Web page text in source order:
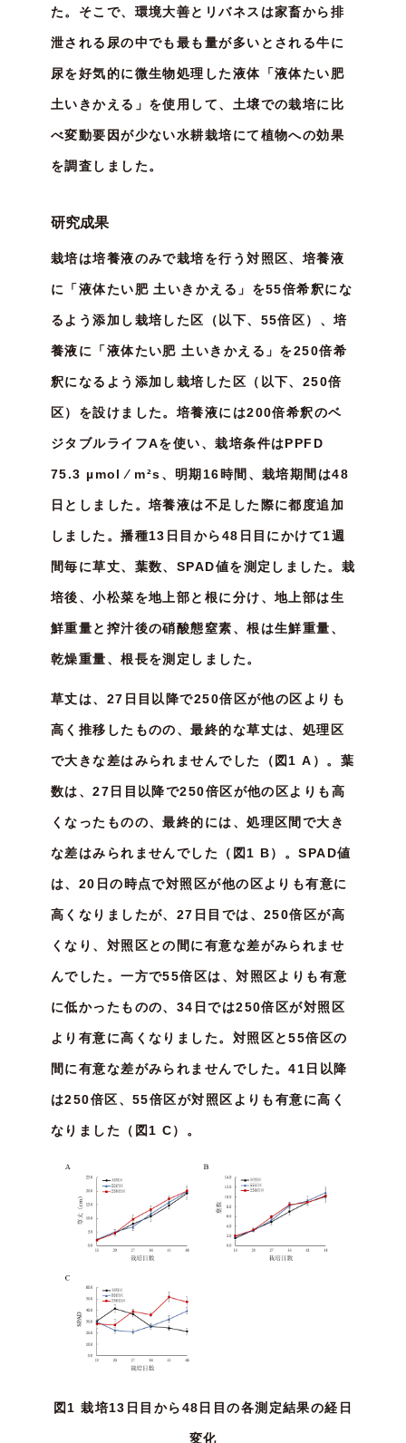
た。そこで、環境大善とリバネスは家畜から排
泄される尿の中でも最も量が多いとされる牛に
尿を好気的に微生物処理した液体「液体たい肥
土いきかえる」を使用して、土壌での栽培に比
べ変動要因が少ない水耕栽培にて植物への効果
を調査しました。
研究成果
栽培は培養液のみで栽培を行う対照区、培養液
に「液体たい肥 土いきかえる」を55倍希釈にな
るよう添加し栽培した区（以下、55倍区）、培
養液に「液体たい肥 土いきかえる」を250倍希
釈になるよう添加し栽培した区（以下、250倍
区）を設けました。培養液には200倍希釈のベ
ジタブルライフAを使い、栽培条件はPPFD
75.3 µmol ⁄ m²s、明期16時間、栽培期間は48
日としました。培養液は不足した際に都度追加
しました。播種13日目から48日目にかけて1週
間毎に草丈、葉数、SPAD値を測定しました。栽
培後、小松菜を地上部と根に分け、地上部は生
鮮重量と搾汁後の硝酸態窒素、根は生鮮重量、
乾燥重量、根長を測定しました。
草丈は、27日目以降で250倍区が他の区よりも
高く推移したものの、最終的な草丈は、処理区
で大きな差はみられませんでした（図1 A）。葉
数は、27日目以降で250倍区が他の区よりも高
くなったものの、最終的には、処理区間で大き
な差はみられませんでした（図1 B）。SPAD値
は、20日の時点で対照区が他の区よりも有意に
高くなりましたが、27日目では、250倍区が高
くなり、対照区との間に有意な差がみられませ
んでした。一方で55倍区は、対照区よりも有意
に低かったものの、34日では250倍区が対照区
より有意に高くなりました。対照区と55倍区の
間に有意な差がみられませんでした。41日以降
は250倍区、55倍区が対照区よりも有意に高く
なりました（図1 C）。
図1 栽培13日目から48日目の各測定結果の経日
変化